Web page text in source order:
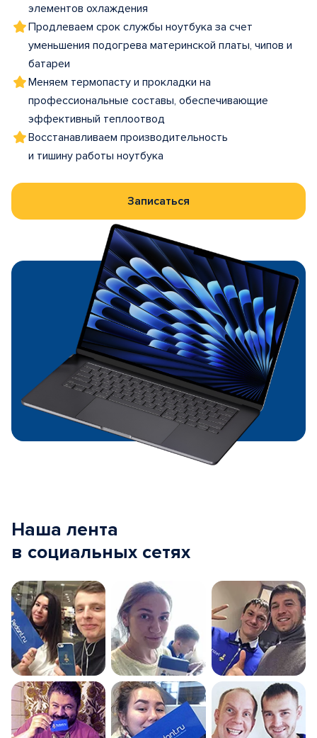
элементов охлаждения
Продлеваем срок службы ноутбука за счет
уменьшения подогрева материнской платы, чипов и
батареи
Меняем термопасту и прокладки на
профессиональные составы, обеспечивающие
эффективный теплоотвод
Восстанавливаем производительность
и тишину работы ноутбука
Записаться
Наша лента
в социальных сетях